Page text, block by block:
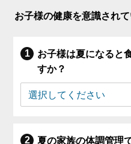
お子様の健康を意識され
お子様は夏になると
すか？
夏の家族の体調管理